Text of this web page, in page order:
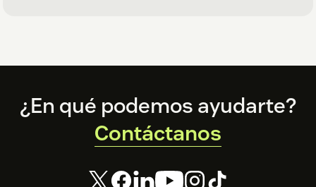
Footer
¿En qué podemos ayudarte?
Contáctanos